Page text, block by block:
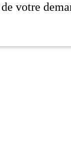
votre